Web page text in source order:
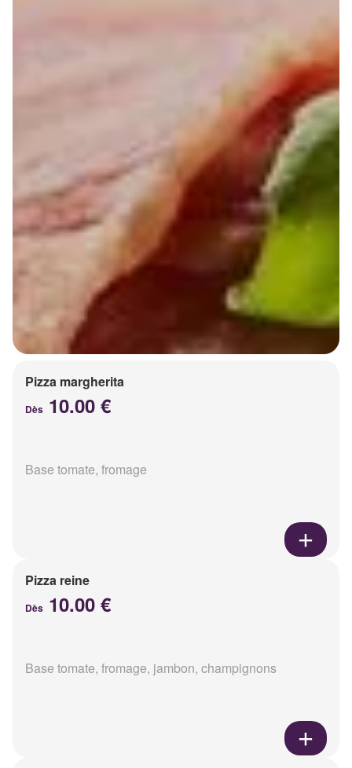
Pizza margherita
Dès 10.00 €
Base tomate, fromage
Pizza reine
Dès 10.00 €
Base tomate, fromage, jambon, champignons